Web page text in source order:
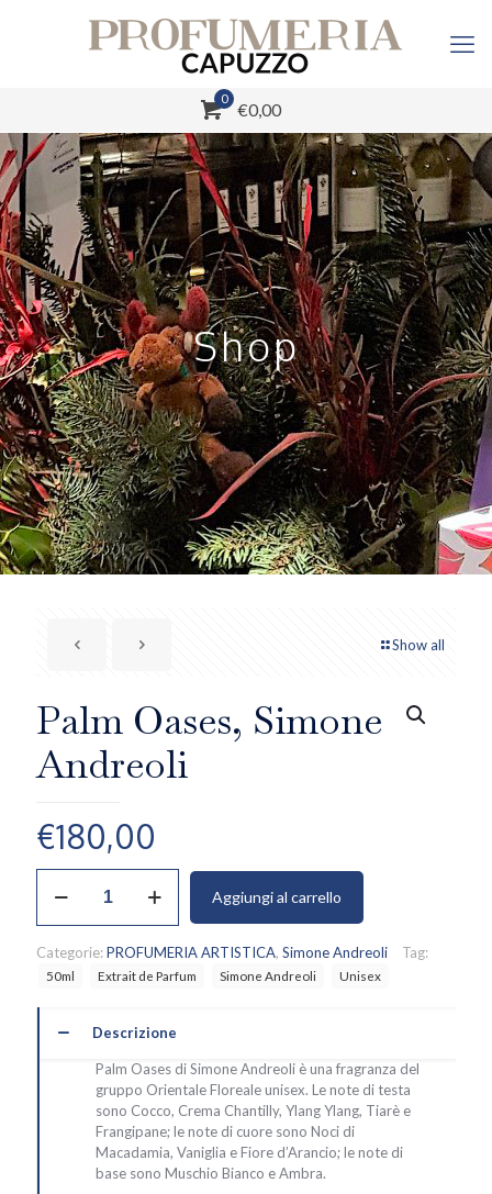
0
€0,00
Shop
Show all
Palm Oases, Simone
Andreoli
€180,00
Oases,
quantità
Aggiungi al carrello
Categorie:PROFUMERIA ARTISTICA, Simone Andreoli Tag:
50ml Extrait de Parfum Simone Andreoli Unisex
Descrizione
Palm Oases di Simone Andreoli è una fragranza del
gruppo Orientale Floreale unisex. Le note di testa
sono Cocco, Crema Chantilly, Ylang Ylang, Tiarè e
Frangipane; le note di cuore sono Noci di
Macadamia, Vaniglia e Fiore d’Arancio; le note di
base sono Muschio Bianco e Ambra.